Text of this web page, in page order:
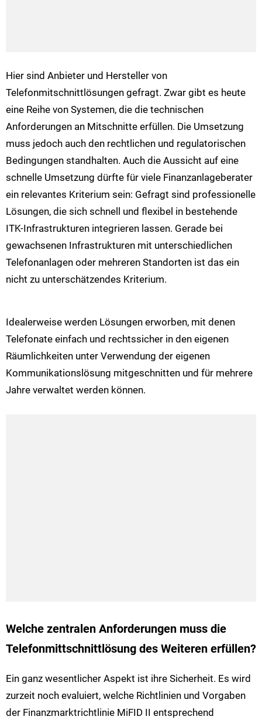
Hier sind Anbieter und Hersteller von
Telefonmitschnittlösungen gefragt. Zwar gibt es heute
eine Reihe von Systemen, die die technischen
Anforderungen an Mitschnitte erfüllen. Die Umsetzung
muss jedoch auch den rechtlichen und regulatorischen
Bedingungen standhalten. Auch die Aussicht auf eine
schnelle Umsetzung dürfte für viele Finanzanlageberater
ein relevantes Kriterium sein: Gefragt sind professionelle
Lösungen, die sich schnell und flexibel in bestehende
ITK-Infrastrukturen integrieren lassen. Gerade bei
gewachsenen Infrastrukturen mit unterschiedlichen
Telefonanlagen oder mehreren Standorten ist das ein
nicht zu unterschätzendes Kriterium.
Idealerweise werden Lösungen erworben, mit denen
Telefonate einfach und rechtssicher in den eigenen
Räumlichkeiten unter Verwendung der eigenen
Kommunikationslösung mitgeschnitten und für mehrere
Jahre verwaltet werden können.
Welche zentralen Anforderungen muss die
Telefonmittschnittlösung des Weiteren erfüllen?
Ein ganz wesentlicher Aspekt ist ihre Sicherheit. Es wird
zurzeit noch evaluiert, welche Richtlinien und Vorgaben
der Finanzmarktrichtlinie MiFID II entsprechend